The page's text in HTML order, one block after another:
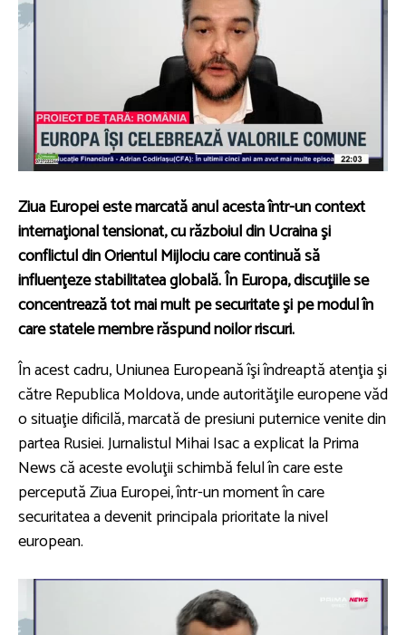
Ziua Europei este marcată anul acesta într-un context
internaţional tensionat, cu războiul din Ucraina şi
conflictul din Orientul Mijlociu care continuă să
influenţeze stabilitatea globală. În Europa, discuţiile se
concentrează tot mai mult pe securitate şi pe modul în
care statele membre răspund noilor riscuri.
În acest cadru, Uniunea Europeană îşi îndreaptă atenţia şi
către Republica Moldova, unde autorităţile europene văd
o situaţie dificilă, marcată de presiuni puternice venite din
partea Rusiei. Jurnalistul Mihai Isac a explicat la Prima
News că aceste evoluţii schimbă felul în care este
percepută Ziua Europei, într-un moment în care
securitatea a devenit principala prioritate la nivel
european.